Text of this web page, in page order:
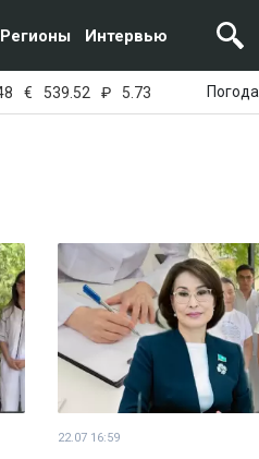
Регионы Интервью
€ 539.52 ₽ 5.73 Погода
22.07 16:59